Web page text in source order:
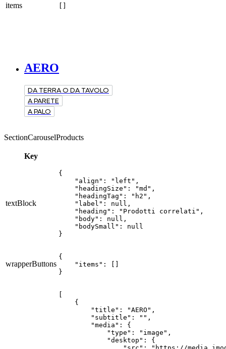
items []
AERO
DA TERRA O DA TAVOLO
A PARETE
A PALO
SectionCarouselProducts
Key
textBlock
{
    "align": "left",
    "headingSize": "md",
    "headingTag": "h2",
    "label": null,
    "heading": "Prodotti correlati",
    "body": null,
    "bodySmall": null
}
wrapperButtons
{
    "items": []
}
    {
        "title": "AERO",
        "subtitle": "",
        "media": {
            "type": "image",
            "desktop": {